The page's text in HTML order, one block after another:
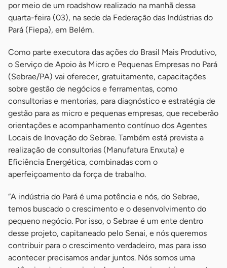
por meio de um roadshow realizado na manhã dessa
quarta-feira (03), na sede da Federação das Indústrias do
Pará (Fiepa), em Belém.
Como parte executora das ações do Brasil Mais Produtivo,
o Serviço de Apoio às Micro e Pequenas Empresas no Pará
(Sebrae/PA) vai oferecer, gratuitamente, capacitações
sobre gestão de negócios e ferramentas, como
consultorias e mentorias, para diagnóstico e estratégia de
gestão para as micro e pequenas empresas, que receberão
orientações e acompanhamento contínuo dos Agentes
Locais de Inovação do Sebrae. Também está prevista a
realização de consultorias (Manufatura Enxuta) e
Eficiência Energética, combinadas com o
aperfeiçoamento da força de trabalho.
“A indústria do Pará é uma potência e nós, do Sebrae,
temos buscado o crescimento e o desenvolvimento do
pequeno negócio. Por isso, o Sebrae é um ente dentro
desse projeto, capitaneado pelo Senai, e nós queremos
contribuir para o crescimento verdadeiro, mas para isso
acontecer precisamos andar juntos. Nós somos uma